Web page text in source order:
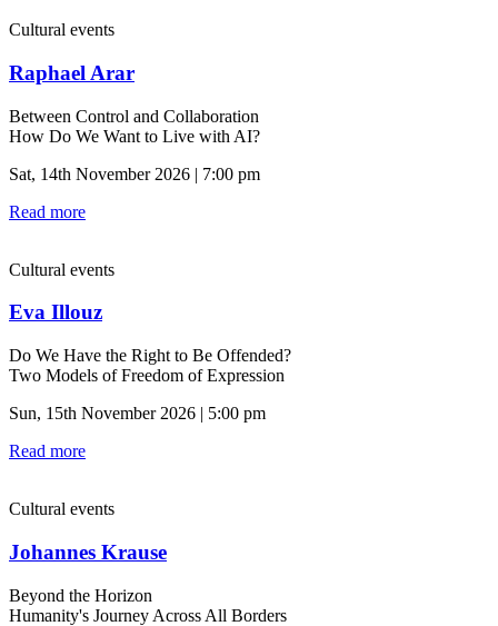
Cultural events
Raphael Arar
Between Control and Collaboration
How Do We Want to Live with AI?
Sat, 14th November 2026 | 7:00 pm
Read more
Cultural events
Eva Illouz
Do We Have the Right to Be Offended?
Two Models of Freedom of Expression
Sun, 15th November 2026 | 5:00 pm
Read more
Cultural events
Johannes Krause
Beyond the Horizon
Humanity's Journey Across All Borders